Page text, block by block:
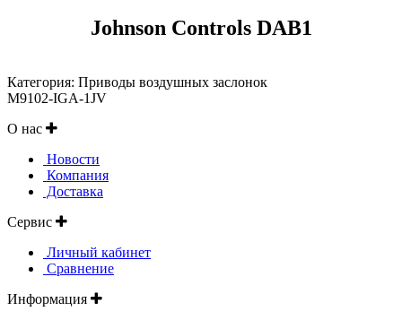
Johnson Controls DAB1
Категория: Приводы воздушных заслонок
M9102-IGA-1JV
О нас
Новости
Компания
Доставка
Сервис
Личный кабинет
Сравнение
Информация